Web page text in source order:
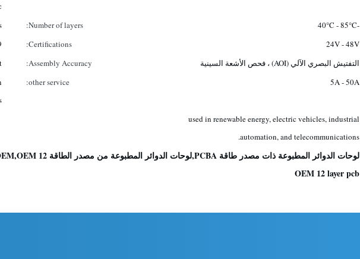
-40°C - 85°C
Number of layers:
24V - 48V
Certifications:
التفتيش البصري الآلي (AOI) ، فحص الأشعة السينية Assembly Accuracy:
5A - 50A
other service:
used in renewable energy, electric vehicles, industrial
automation, and telecommunications.
لوحات الدوائر المطبوعة ذات مصدر طاقة PCBA,لوحات الدوائر المطبوعة من مصدر الطاقة OEM,OEM 12 طبقة PCB
OEM 12 layer pcb